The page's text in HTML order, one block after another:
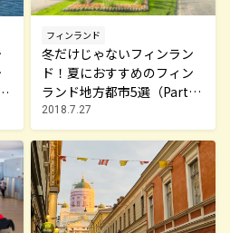
フィンランド
冬だけじゃないフィンラン
ド！夏におすすめのフィン
ランド地方都市5選（Part
2）
2018.7.27